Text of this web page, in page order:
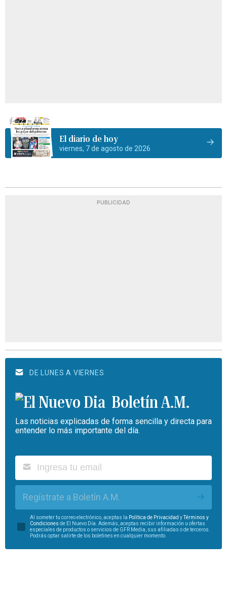
El diario de hoy
viernes, 7 de agosto de 2026
PUBLICIDAD
DE LUNES A VIERNES
Boletín A.M.
Las noticias explicadas de forma sencilla y directa para
entender lo más importante del día.
Regístrate a Boletín A.M.
Al someter tu correo electrónico, aceptas la Política de Privacidad yTérminos y
Condiciones de El Nuevo Día. Además, aceptas recibir información u ofertas
especiales de productos o servicios de GFR Media, sus afiliadas o de terceros.
Podrás optar salirte de los boletines en cualquier momento.